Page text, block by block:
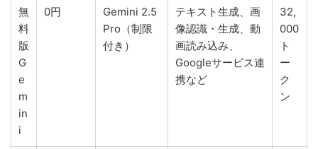
無
料
版
G
e
m
in
i
0円
Gemini 2.5
Pro（制限
付き）
テキスト生成、画
像認識・生成、動
画読み込み、
Googleサービス連
携など
32,
000
ト
ー
ク
ン